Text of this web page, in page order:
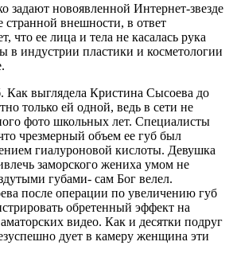
задают новоявленной Интернет-звезде
странной внешности, в ответ
что ее лица и тела не касалась рука
в индустрии пластики и косметологии
Как выглядела Кристина Сысоева до
только ей одной, ведь в сети не
фото школьных лет. Специалисты
чрезмерный объем ее губ был
гиалуроновой кислоты. Девушка
заморского жениха умом не
губами- сам Бог велел.
после операции по увеличению губ
обретенный эффект на
видео. Как и десятки подруг
дует в камеру женщина эти